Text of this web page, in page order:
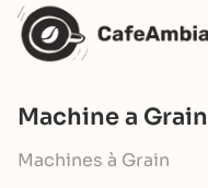
Machine a Grain
Machines à Grain